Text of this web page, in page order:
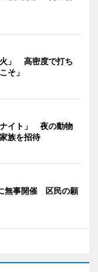
」 高密度で打ち
そ」
ナイト」 夜の動物
族を招待
無事開催 区民の願